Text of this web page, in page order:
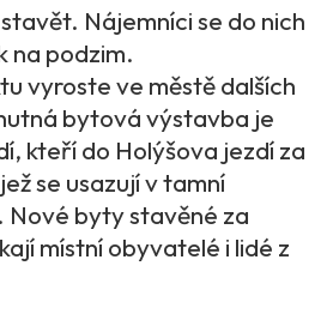
Nájemníci se do nich
na podzim.
vyroste ve městě dalších
bytová výstavba je
kteří do Holýšova jezdí za
se usazují v tamní
Nové byty stavěné za
místní obyvatelé i lidé z